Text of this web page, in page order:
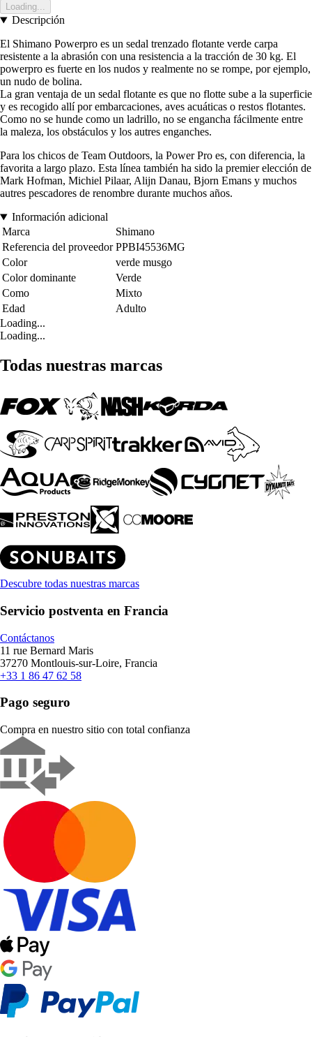
Loading...
Descripción
El Shimano Powerpro es un sedal trenzado flotante verde carpa
resistente a la abrasión con una resistencia a la tracción de 30 kg. El
powerpro es fuerte en los nudos y realmente no se rompe, por ejemplo,
un nudo de bolina.
La gran ventaja de un sedal flotante es que no flotte sube a la superficie
y es recogido allí por embarcaciones, aves acuáticas o restos flotantes.
Como no se hunde como un ladrillo, no se engancha fácilmente entre
la maleza, los obstáculos y los autres enganches.
Para los chicos de Team Outdoors, la Power Pro es, con diferencia, la
favorita a largo plazo. Esta línea también ha sido la premier elección de
Mark Hofman, Michiel Pilaar, Alijn Danau, Bjorn Emans y muchos
autres pescadores de renombre durante muchos años.
Información adicional
Marca
Shimano
Referencia del proveedor PPBI45536MG
Color
verde musgo
Color dominante
Verde
Como
Mixto
Edad
Adulto
Loading...
Loading...
Todas nuestras marcas
Descubre todas nuestras marcas
Servicio postventa en Francia
Contáctanos
11 rue Bernard Maris
37270 Montlouis-sur-Loire, Francia
+33 1 86 47 62 58
Pago seguro
Compra en nuestro sitio con total confianza